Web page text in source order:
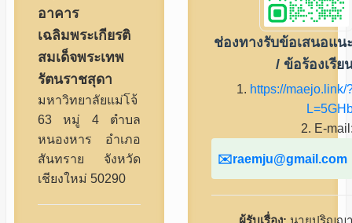
อาคาร
เฉลิมพระเกียรติ
สมเด็จพระเทพ
รัตนราชสุดา
มหาวิทยาลัยแม่โจ้
63 หมู่ 4 ตำบล
หนองหาร อำเภอ
สันทราย จังหวัด
เชียงใหม่ 50290
ช่องทางรับข้อเสนอแน
/ ข้อร้องเรีย
1. https://maejo.link/
2. E-
raemju@gmail.com
ผู้รับเรื่อง: นายปริญญ